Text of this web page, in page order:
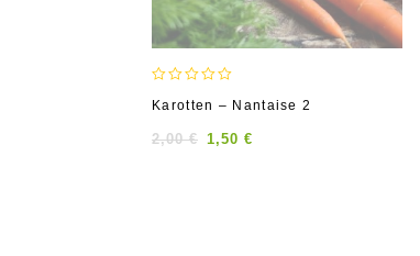
out
of
Karotten – Nantaise 2
2,00€ 1,50 €